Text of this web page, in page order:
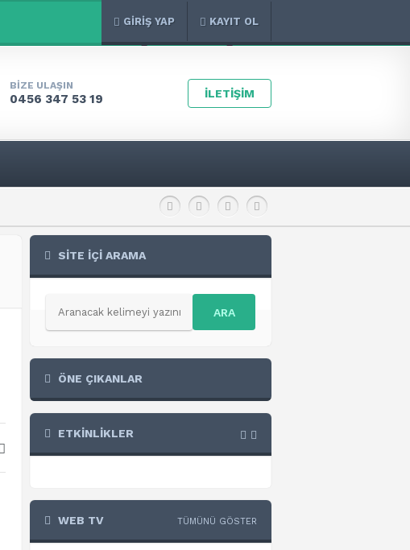
GİRİŞ YAP KAYIT OL
BİZE ULAŞIN
0456 347 53 19 İLETİŞİM
SİTE İÇİ ARAMA
ARA
ÖNE ÇIKANLAR
ETKİNLİKLER
WEB TV TÜMÜNÜ GÖSTER